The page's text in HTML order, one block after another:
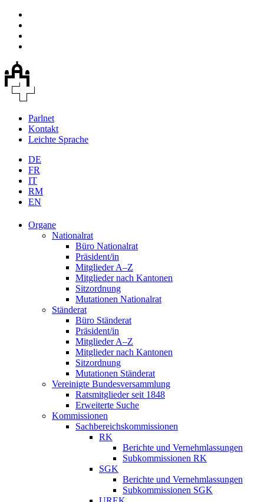
Parlnet
Kontakt
Leichte Sprache
DE
FR
IT
RM
EN
Organe
Nationalrat
Büro Nationalrat
Präsident/in
Mitglieder A–Z
Mitglieder nach Kantonen
Sitzordnung
Mutationen Nationalrat
Ständerat
Büro Ständerat
Präsident/in
Mitglieder A–Z
Mitglieder nach Kantonen
Sitzordnung
Mutationen Ständerat
Vereinigte Bundesversammlung
Ratsmitglieder seit 1848
Erweiterte Suche
Kommissionen
Sachbereichskommissionen
RK
Berichte und Vernehmlassungen
Subkommissionen RK
SGK
Berichte und Vernehmlassungen
Subkommissionen SGK